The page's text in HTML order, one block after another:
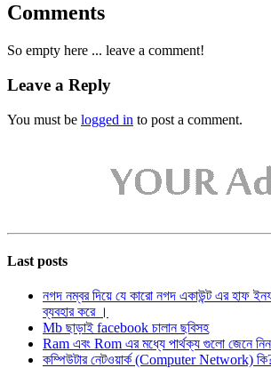
Comments
So empty here ... leave a comment!
Leave a Reply
You must be logged in to post a comment.
Last posts
নগদ নম্বর দিয়ে যে কারো নগদ একাউন্ট এর হাফ
ব্যবহার করে ।
Mb ছাড়াই facebook চালান ছবিসহ
Ram এবং Rom এর মধ্যে পার্থক্য গুলো জেনে নিন
কম্পিউটার নেটওয়ার্ক (Computer Network)